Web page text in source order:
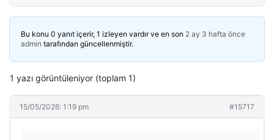
Bu konu 0 yanıt içerir, 1 izleyen vardır ve en son 2 ay 3 hafta önce
admin tarafından güncellenmiştir.
1 yazı görüntüleniyor (toplam 1)
15/05/2026: 1:19 pm #15717